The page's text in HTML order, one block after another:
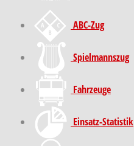
ABC-Zug
Spielmannszug
Fahrzeuge
Einsatz-Statistik